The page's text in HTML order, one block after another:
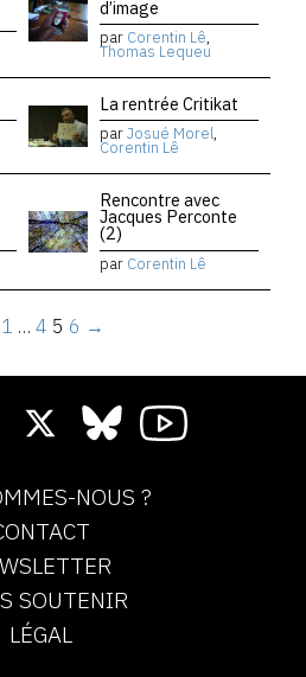
d’image
par Corentin Lê,
Thomas Lequeu
La rentrée Critikat
parJosué Morel,
Corentin Lê
Rencontre avec
Jacques Perconte
(2)
par Corentin Lê
1 … 4 5 6 →
NOUS ?
SOUTENIR
LÉGAL